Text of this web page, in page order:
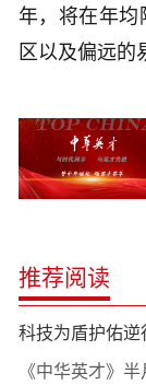
年，将在年均
区以及偏远的
推荐阅读
科技为盾护佑逆
《中华英才》半